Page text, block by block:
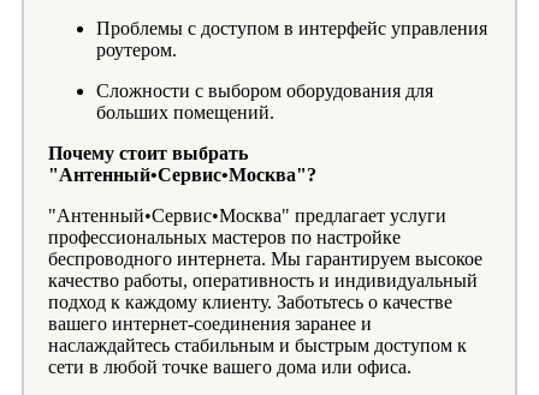
Проблемы с доступом в интерфейс управления
роутером.
Сложности с выбором оборудования для
больших помещений.
Почему стоит выбрать
"Антенный•Сервис•Москва"?
"Антенный•Сервис•Москва" предлагает услуги
профессиональных мастеров по настройке
беспроводного интернета. Мы гарантируем высокое
качество работы, оперативность и индивидуальный
подход к каждому клиенту. Заботьтесь о качестве
вашего интернет-соединения заранее и
наслаждайтесь стабильным и быстрым доступом к
сети в любой точке вашего дома или офиса.